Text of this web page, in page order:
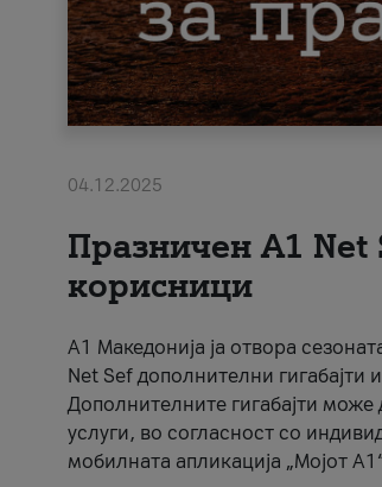
04.12.2025
Празничен A1 Net
корисници
А1 Македонија ја отвора
Net Sef дополнителни
Дополнителните гигабајти
услуги, во согласност со
мобилната апликација „Мојот